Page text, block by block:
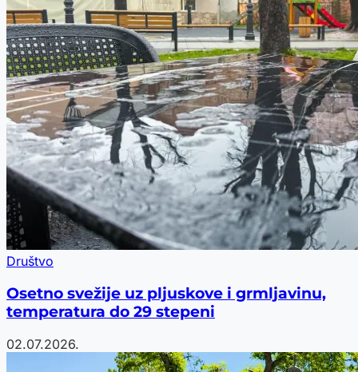
Društvo
Osetno svežije uz pljuskove i grmljavinu,
temperatura do 29 stepeni
02.07.2026.